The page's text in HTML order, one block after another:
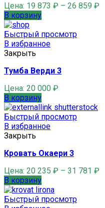
Цена: 19 873 ₽ – 26 859 ₽
В корзину
Быстрый просмотр
В избранное
Закрыть
Тумба Верди 3
Цена: 20 000 ₽
В корзину
Быстрый просмотр
В избранное
Закрыть
Кровать Окаери 3
Цена: 20 235 ₽ – 31 781 ₽
В корзину
Быстрый просмотр